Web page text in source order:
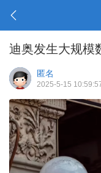
迪奥发生大规模
匿名
2025-5-15